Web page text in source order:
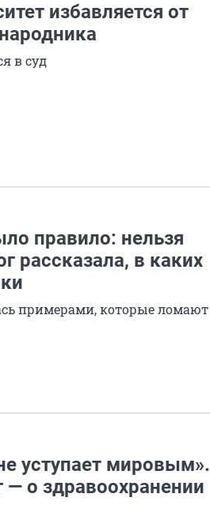
избавляется от
в суд
правило: нельзя
рассказала, в каких
примерами, которые ломают
уступает мировым».
о здравоохранении